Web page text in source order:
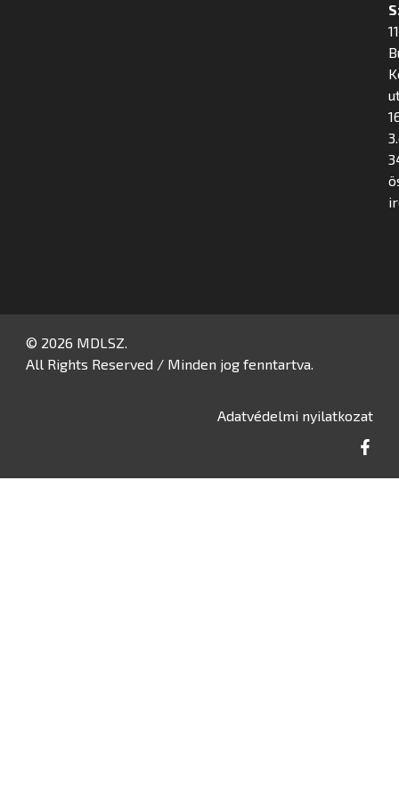
© 2026 MDLSZ.
All Rights Reserved / Minden jog fenntartva.
Adatvédelmi nyilatkozat